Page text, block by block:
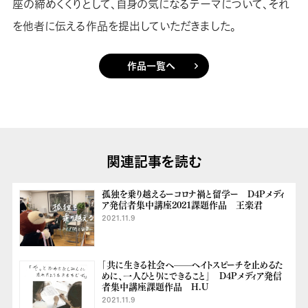
座の締めくくりとして、自身の気になるテーマについて、それ
を他者に伝える作品を提出していただきました。
作品一覧へ
関連記事を読む
孤独を乗り越えるーコロナ禍と留学ー D4Pメディ
ア発信者集中講座2021課題作品 王楽君
2021.11.9
「共に生きる社会へ——ヘイトスピーチを止めるた
めに、一人ひとりにできること」 D4Pメディア発信
者集中講座課題作品 H.U
2021.11.9